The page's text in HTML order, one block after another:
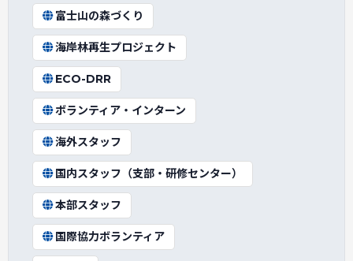
富士山の森づくり
海岸林再生プロジェクト
ECO-DRR
ボランティア・インターン
海外スタッフ
国内スタッフ（支部・研修センター）
本部スタッフ
国際協力ボランティア